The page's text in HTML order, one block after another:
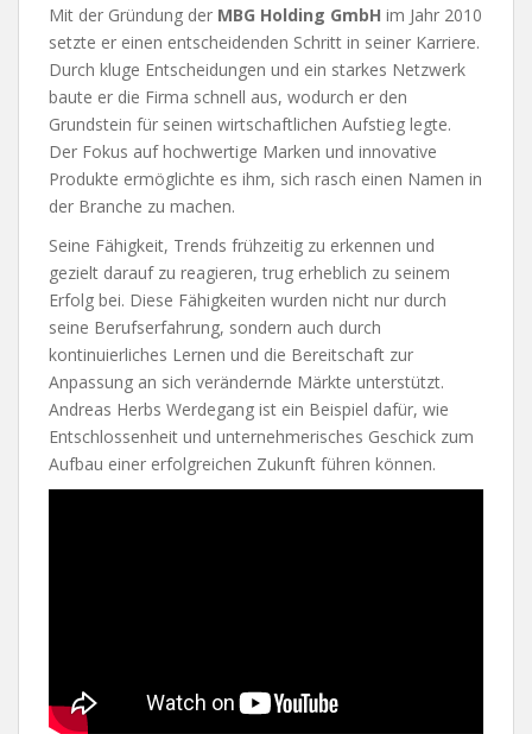
Mit der Gründung der MBG Holding GmbH im Jahr 2010
setzte er einen entscheidenden Schritt in seiner Karriere.
Durch kluge Entscheidungen und ein starkes Netzwerk
baute er die Firma schnell aus, wodurch er den
Grundstein für seinen wirtschaftlichen Aufstieg legte.
Der Fokus auf hochwertige Marken und innovative
Produkte ermöglichte es ihm, sich rasch einen Namen in
der Branche zu machen.
Seine Fähigkeit, Trends frühzeitig zu erkennen und
gezielt darauf zu reagieren, trug erheblich zu seinem
Erfolg bei. Diese Fähigkeiten wurden nicht nur durch
seine Berufserfahrung, sondern auch durch
kontinuierliches Lernen und die Bereitschaft zur
Anpassung an sich verändernde Märkte unterstützt.
Andreas Herbs Werdegang ist ein Beispiel dafür, wie
Entschlossenheit und unternehmerisches Geschick zum
Aufbau einer erfolgreichen Zukunft führen können.